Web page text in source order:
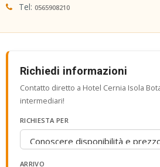
Tel: 0565908210
Richiedi informazioni
Contatto diretto a Hotel Cernia Isola
intermediari!
RICHIESTA PER
ARRIVO